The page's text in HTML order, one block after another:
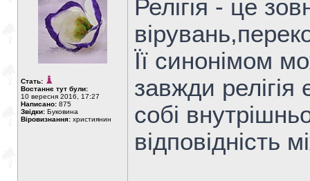
Стать:
Востаннє тут були:
10 вересня 2016, 17:27
Написано: 875
Звідки: Буковина
Віровизнання: християнин
Релігія - це
Її синонімом
завжди
собі
відповідність